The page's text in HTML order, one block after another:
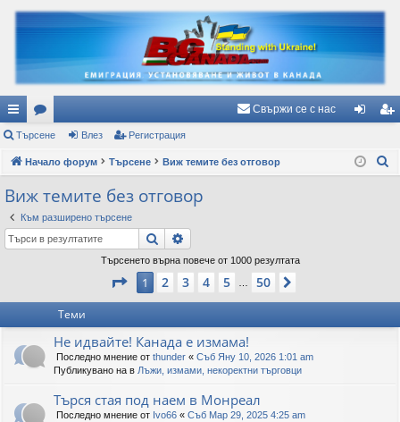
ъ
рз
и
вр
ъз
ор
ум
Свържи се с нас
з ис
Търсене Влез Регистрация
Начало форум Търсене Виж темите без отговор
Виж темите без отговор
Към разширено търсене
Търсене
Търсенето върна повече от 1000 резултата
Страница от 50
1 2 3 4 5 50
Теми
Не идвайте! Канада е измама!
Последно мнение от thunder « Съб Яну 10, 2026 1:01 am
Публикувано на в Лъжи, измами, некоректни търговци
Търся стая под наем в Монреал
Последно мнение от Ivo66 « Съб Мар 29, 2025 4:25 am